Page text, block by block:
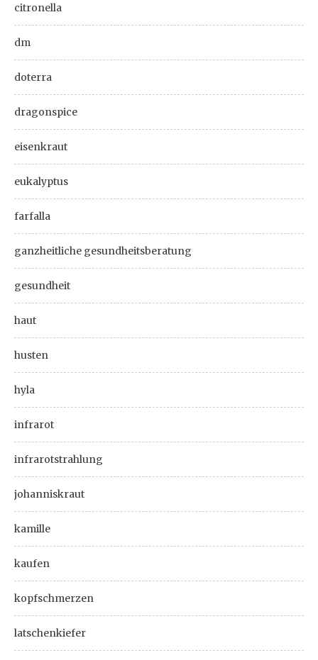
citronella
dm
doterra
dragonspice
eisenkraut
eukalyptus
farfalla
ganzheitliche gesundheitsberatung
gesundheit
haut
husten
hyla
infrarot
infrarotstrahlung
johanniskraut
kamille
kaufen
kopfschmerzen
latschenkiefer